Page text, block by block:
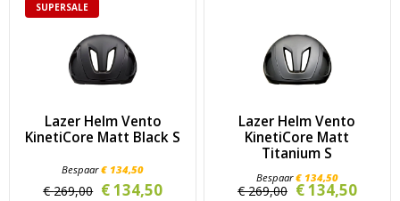
SUPERSALE
Lazer Helm Vento
KinetiCore Matt Black S
€ 134,50
€269,00 €134,50
Lazer Helm Vento
KinetiCore Matt
Titanium S
€ 134,50
€269,00 €134,50